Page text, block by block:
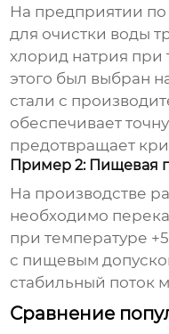
На предприятии по
для очистки воды
хлорид натрия при
этого был выбран
стали с
обеспечивает
предотвращает
Пример 2: Пищевая
На производстве
необходимо
при температуре
с пищевым
стабильный поток
Сравнение